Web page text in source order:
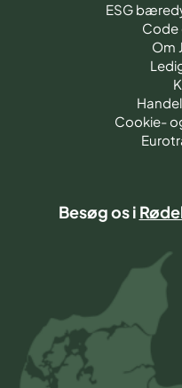
ESG
Code
Om
Cookie-
Besøg os i